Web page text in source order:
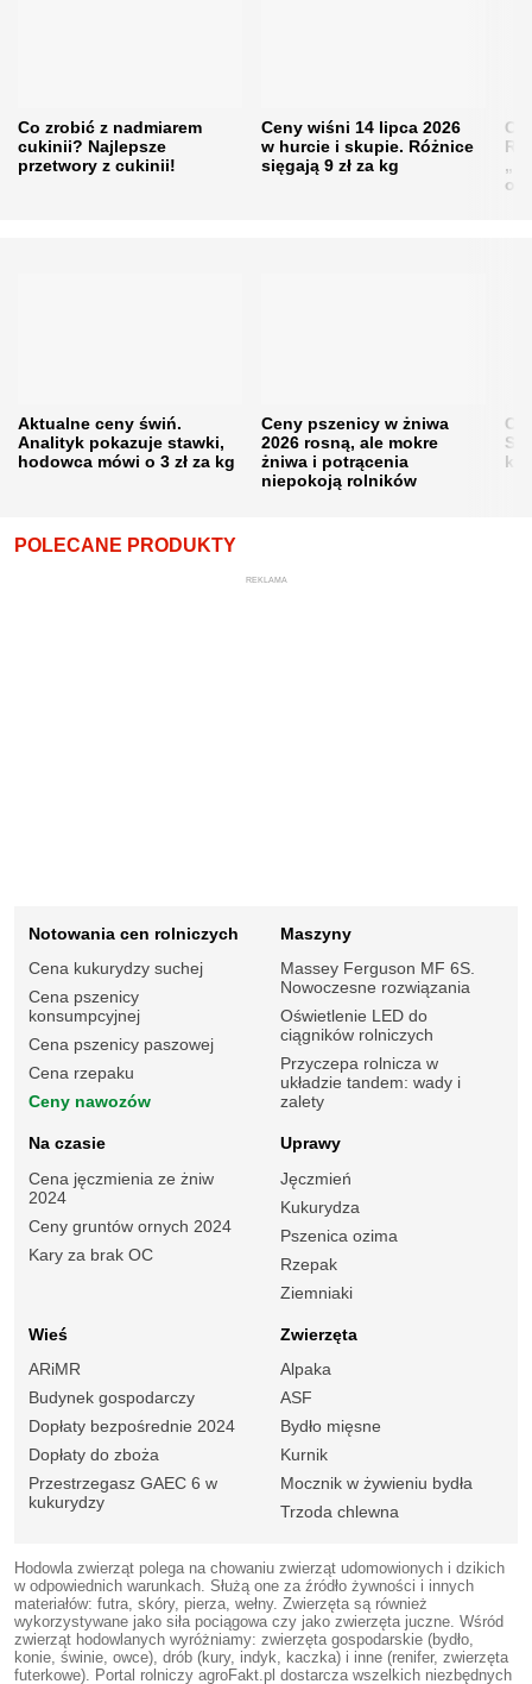
Co zrobić z nadmiarem
cukinii? Najlepsze
przetwory z cukinii!
Ceny wiśni 14 lipca 2026
w hurcie i skupie. Różnice
sięgają 9 zł za kg
Aktualne ceny świń.
Analityk pokazuje stawki,
hodowca mówi o 3 zł za kg
Ceny pszenicy w żniwa
2026 rosną, ale mokre
żniwa i potrącenia
niepokoją rolników
POLECANE PRODUKTY
REKLAMA
Notowania cen rolniczych
Cena kukurydzy suchej
Cena pszenicy
konsumpcyjnej
Cena pszenicy paszowej
Cena rzepaku
Ceny nawozów
Maszyny
Massey Ferguson MF 6S.
Nowoczesne rozwiązania
Oświetlenie LED do
ciągników rolniczych
Przyczepa rolnicza w
układzie tandem: wady i
zalety
Na czasie
Cena jęczmienia ze żniw
2024
Ceny gruntów ornych 2024
Kary za brak OC
Uprawy
Jęczmień
Kukurydza
Pszenica ozima
Rzepak
Ziemniaki
Wieś
ARiMR
Budynek gospodarczy
Dopłaty bezpośrednie 2024
Dopłaty do zboża
Przestrzegasz GAEC 6 w
kukurydzy
Zwierzęta
Alpaka
ASF
Bydło mięsne
Kurnik
Mocznik w żywieniu bydła
Trzoda chlewna
Hodowla zwierząt polega na chowaniu zwierząt udomowionych i dzikich
w odpowiednich warunkach. Służą one za źródło żywności i innych
materiałów: futra, skóry, pierza, wełny. Zwierzęta są również
wykorzystywane jako siła pociągowa czy jako zwierzęta juczne. Wśród
zwierząt hodowlanych wyróżniamy: zwierzęta gospodarskie (bydło,
konie, świnie, owce), drób (kury, indyk, kaczka) i inne (renifer, zwierzęta
futerkowe). Portal rolniczy agroFakt.pl dostarcza wszelkich niezbędnych